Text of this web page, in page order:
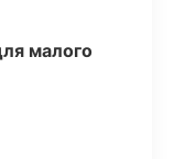
малого